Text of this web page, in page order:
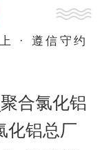
· 遵信守约
合氯化铝
化铝总厂